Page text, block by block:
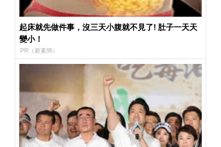
起床就先做件事，沒三天小腹就不見了! 肚子一天天
變小！
PR（新素簡）